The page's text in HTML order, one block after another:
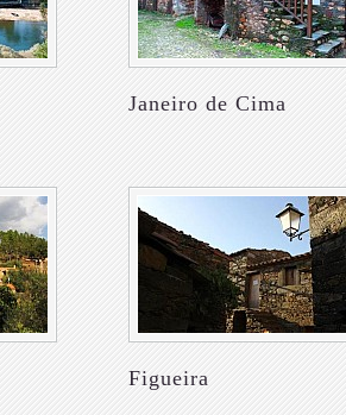
Janeiro de Cima
Figueira